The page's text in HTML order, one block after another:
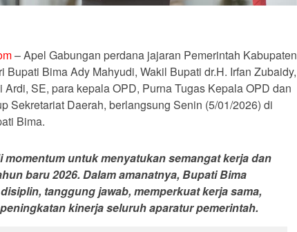
– Apel Gabungan perdana jajaran Pemerintah Kabupaten
Bupati Bima Ady Mahyudi, Wakil Bupati dr.H. Irfan Zubaidy,
SE, para kepala OPD, Purna Tugas Kepala OPD dan
Sekretariat Daerah, berlangsung Senin (5/01/2026) di
Bima.
momentum untuk menyatukan semangat kerja dan
baru 2026. Dalam amanatnya, Bupati Bima
tanggung jawab, memperkuat kerja sama,
kinerja seluruh aparatur pemerintah.